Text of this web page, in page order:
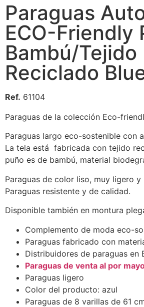
Paraguas
ECO-Friendly
Bambú/Tejido
Reciclado
Ref. 61104
Paraguas de la colección Eco-
Paraguas largo eco-sostenible con
La tela está fabricada con tejido
puño es de bambú, material
Paraguas de color liso, muy ligero
Paraguas resistente y de calidad.
Disponible también en montura
Complemento de moda eco-
Paraguas fabricado con
Distribuidores de paraguas en
Paraguas de venta al por
Paraguas ligero
Color del producto: azul
Paraguas de 8 varillas de 61